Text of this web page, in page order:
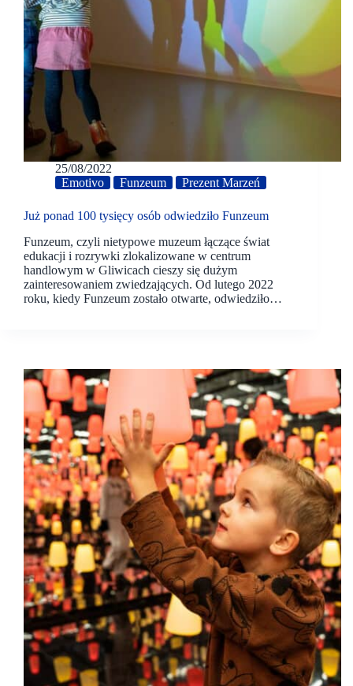
25/08/2022
Emotivo
Funzeum Prezent Marzeń
Już ponad 100 tysięcy osób odwiedziło Funzeum
Funzeum, czyli nietypowe muzeum łączące świat
edukacji i rozrywki zlokalizowane w centrum
handlowym w Gliwicach cieszy się dużym
zainteresowaniem zwiedzających. Od lutego 2022
roku, kiedy Funzeum zostało otwarte, odwiedziło…